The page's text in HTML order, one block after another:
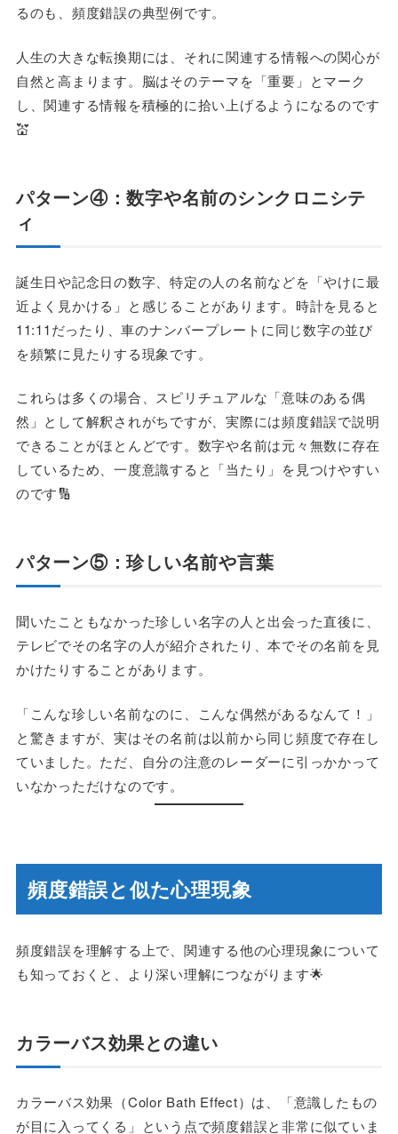
るのも、頻度錯誤の典型例です。
人生の大きな転換期には、それに関連する情報への関心が
自然と高まります。脳はそのテーマを「重要」とマーク
し、関連する情報を積極的に拾い上げるようになるのです
💒
パターン④：数字や名前のシンクロニシテ
ィ
誕生日や記念日の数字、特定の人の名前などを「やけに最
近よく見かける」と感じることがあります。時計を見ると
11:11だったり、車のナンバープレートに同じ数字の並び
を頻繁に見たりする現象です。
これらは多くの場合、スピリチュアルな「意味のある偶
然」として解釈されがちですが、実際には頻度錯誤で説明
できることがほとんどです。数字や名前は元々無数に存在
しているため、一度意識すると「当たり」を見つけやすい
のです🔢
パターン⑤：珍しい名前や言葉
聞いたこともなかった珍しい名字の人と出会った直後に、
テレビでその名字の人が紹介されたり、本でその名前を見
かけたりすることがあります。
「こんな珍しい名前なのに、こんな偶然があるなんて！」
と驚きますが、実はその名前は以前から同じ頻度で存在し
ていました。ただ、自分の注意のレーダーに引っかかって
いなかっただけなのです。
頻度錯誤と似た心理現象
頻度錯誤を理解する上で、関連する他の心理現象について
も知っておくと、より深い理解につながります🌟
カラーバス効果との違い
カラーバス効果（Color Bath Effect）は、「意識したもの
が目に入ってくる」という点で頻度錯誤と非常に似ていま